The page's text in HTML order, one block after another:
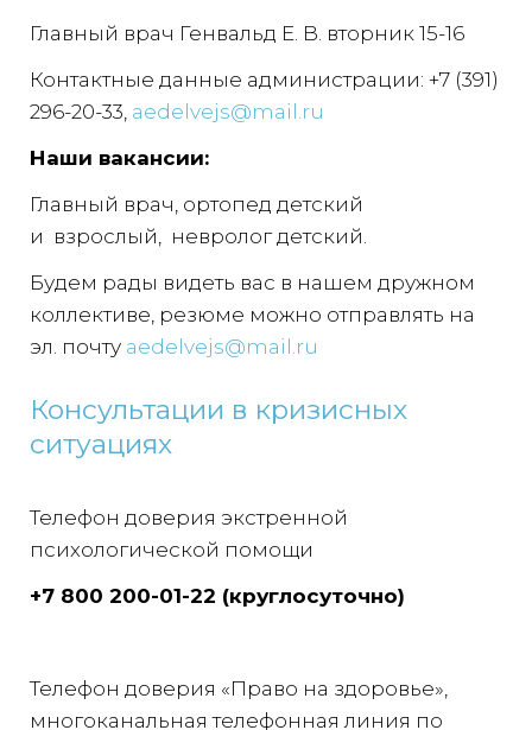
Главный врач Генвальд Е. В. вторник 15-16
Контактные данные администрации: +7 (391)
296-20-33, aedelvejs@mail.ru
Наши вакансии:
Главный врач, ортопед детский
и взрослый, невролог детский.
Будем рады видеть вас в нашем дружном
коллективе, резюме можно отправлять на
эл. почту aedelvejs@mail.ru
Консультации в кризисных
ситуациях
Телефон доверия экстренной
психологической помощи
+7 800 200-01-22 (круглосуточно)
Телефон доверия «Право на здоровье»,
многоканальная телефонная линия по